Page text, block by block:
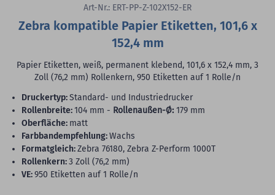
Art-Nr.: ERT-PP-Z-102X152-ER
Zebra kompatible Papier Etiketten, 101,6 x
152,4 mm
Papier Etiketten, weiß, permanent klebend, 101,6 x 152,4 mm, 3
Zoll (76,2 mm) Rollenkern, 950 Etiketten auf 1 Rolle/n
Druckertyp:Standard- und Industriedrucker
Rollenbreite:104 mm - Rollenaußen-Ø: 179 mm
Oberfläche: matt
Farbbandempfehlung:Wachs
Formatgleich:Zebra 76180, Zebra Z-Perform 1000T
Rollenkern:3 Zoll (76,2 mm)
VE:950 Etiketten auf 1 Rolle/n